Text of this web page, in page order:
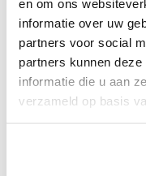
en om ons
informatie over uw
partners voor social
partners kunnen
informatie die u aan
verzameld op basis
tractor met
180,95
Inclusief
btw
SIKU Control
Inclusief